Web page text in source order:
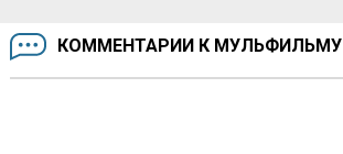
КОММЕНТАРИИ К МУЛЬФИЛЬМУ